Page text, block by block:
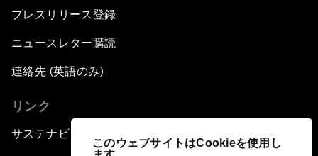
このウェブサイトはCookieを使用し
プレスリリース登録
ニュースレター購読
連絡先 (英語のみ)
リンク
サステナビリティへの取り組み